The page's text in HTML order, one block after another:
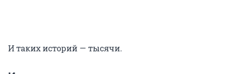
И таких историй — тысячи.